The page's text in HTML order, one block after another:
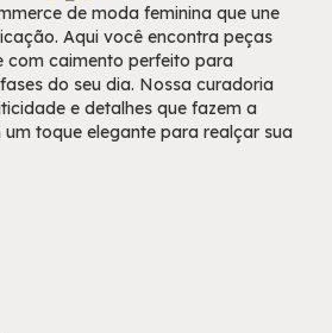
de moda feminina que une
Aqui você encontra peças
com caimento perfeito para
do seu dia. Nossa curadoria
e detalhes que fazem a
toque elegante para realçar sua